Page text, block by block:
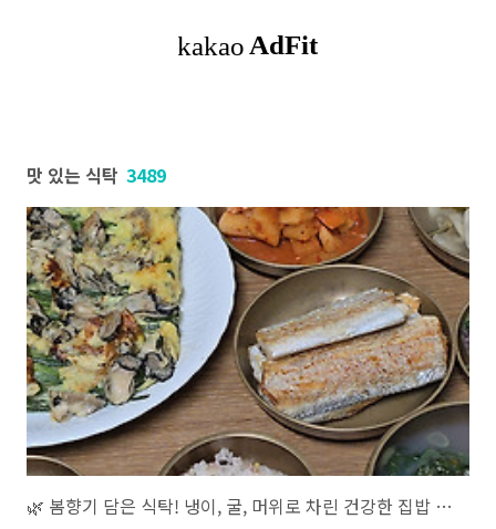
맛 있는 식탁 3489
🌿 봄향기 담은 식탁! 냉이, 굴, 머위로 차린 건강한 집밥 한 상